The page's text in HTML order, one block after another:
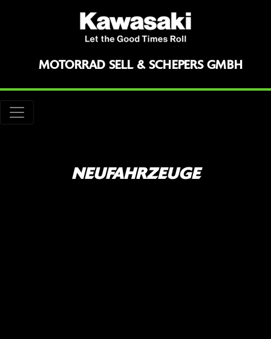
MOTORRAD SELL & SCHEPERS GMBH
NEUFAHRZEUGE